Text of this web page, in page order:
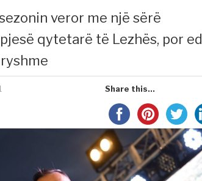
veror me një sërë
qytetarë të Lezhës, por
Share this...